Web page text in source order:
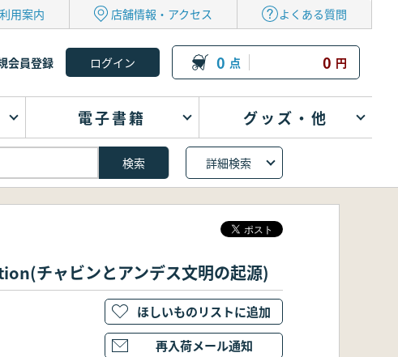
用案内 店舗情報・アクセス よくある質問
会員登録 0 点 0 円
電子書籍 グッズ・他
詳細検索
チャビンとアンデス文明の起源)
ほしいものリストに追加
再入荷メール通知